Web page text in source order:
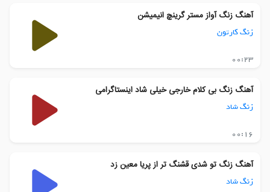
آهنگ زنگ آواز مستر گرینچ انیمیشن
زنگ کارتون
00:23
آهنگ زنگ بی کلام خارجی خیلی شاد اینستاگرامی
زنگ شاد
00:16
آهنگ زنگ تو شدی قشنگ تر از پریا معین زد
زنگ شاد